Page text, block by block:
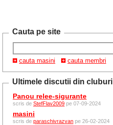
Cauta pe site
cauta masini cauta membri
Ultimele discutii din cluburi
Panou relee-sigurante
scris de StefFlav2009 pe 07-09-2024
masini
scris de paraschivrazvan pe 26-02-2024